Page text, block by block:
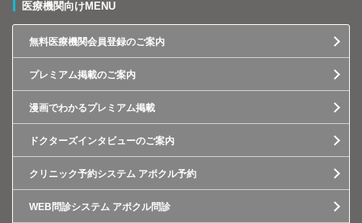
医療機関向けMENU
無料医療機関会員登録のご案内
プレミアム掲載のご案内
漫画でわかるプレミアム掲載
ドクターズインタビューのご案内
クリニック予約システム アポクル予約
WEB問診システム アポクル問診